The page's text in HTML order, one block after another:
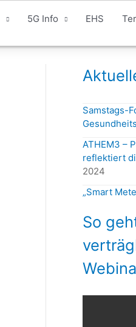
5G Info EHS
Samstags-
ATHEM3 –
reflektiert
2024
„Smart
So